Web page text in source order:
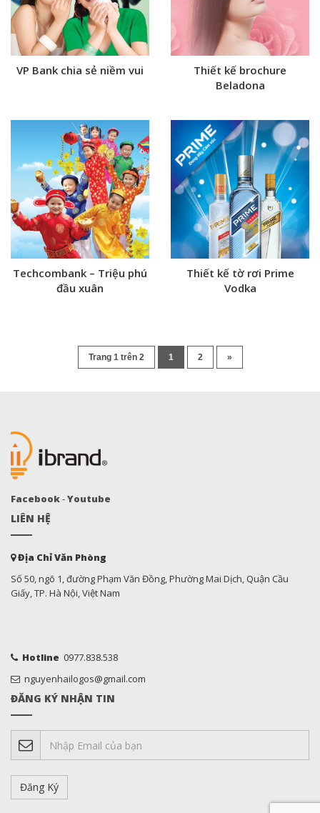
VP Bank chia sẻ niềm vui
Thiết kế brochure
Beladona
Techcombank – Triệu phú
đầu xuân
Thiết kế tờ rơi Prime
Vodka
Trang 1 trên 2 1 2 »
Facebook-Youtube
LIÊN HỆ
Địa Chỉ Văn Phòng
Số 50, ngõ 1, đường Phạm Văn Đồng, Phường Mai Dịch, Quận Cầu
Giấy, TP. Hà Nội, Việt Nam
Hotline 0977.838.538
nguyenhailogos@gmail.com
ĐĂNG KÝ NHẬN TIN